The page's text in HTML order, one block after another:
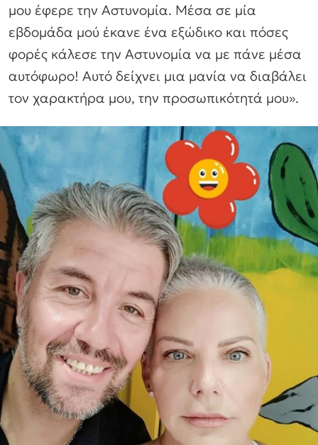
μου έφερε την Αστυνομία. Μέσα σε μία
εβδομάδα μού έκανε ένα εξώδικο και πόσες
φορές κάλεσε την Αστυνομία να με πάνε μέσα
αυτόφωρο! Αυτό δείχνει μια μανία να διαβάλει
τον χαρακτήρα μου, την προσωπικότητά μου».